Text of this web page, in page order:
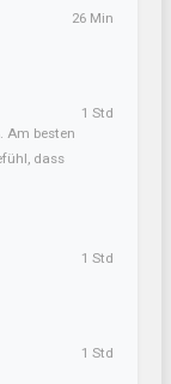
26 Min
Am besten
dass
1 Std
1 Std
1 Std